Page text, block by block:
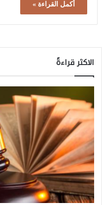
أكمل القراءة »
الاكثر قراءةً